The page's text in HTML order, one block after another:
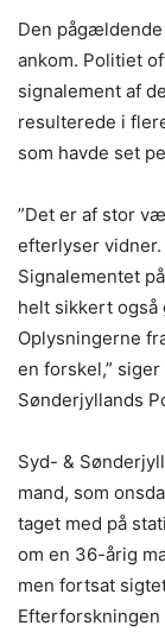
Den
ankom. Politiet
signalement af
resulterede i
som havde set
”Det er af stor
efterlyser
Signalementet
helt sikkert
Oplysningerne
en forskel,”
Sønderjyllands
Syd- &
mand, som
taget med på
om en 36-årig
men fortsat